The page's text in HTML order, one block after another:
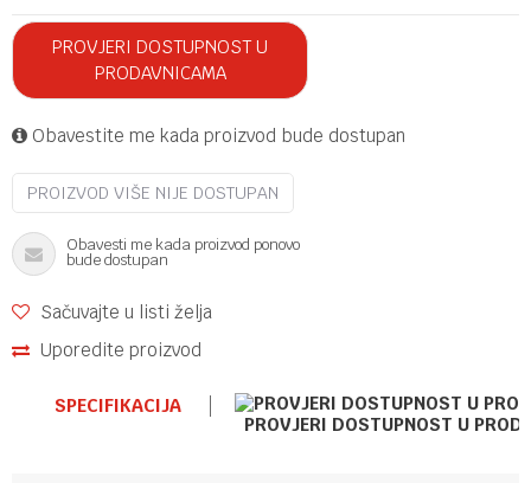
PROVJERI DOSTUPNOST U
PRODAVNICAMA
Obavestite me kada proizvod bude dostupan
PROIZVOD VIŠE NIJE DOSTUPAN
Obavesti me kada proizvod ponovo
bude dostupan
Sačuvajte u listi želja
Uporedite proizvod
SPECIFIKACIJA
PROVJERI DOSTUPNOST U